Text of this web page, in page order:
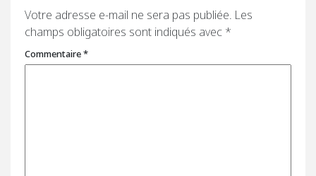
Votre adresse e-mail ne sera pas publiée. Les
champs obligatoires sont indiqués avec *
Commentaire*